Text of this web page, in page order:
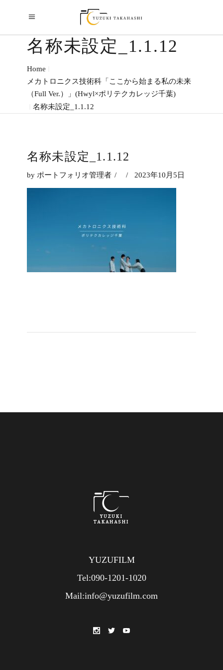
名称未設定_1.1.12
Home
メカトロニクス技術科「ここから始まる私の未来
（Full Ver.）」(Hwyl×ポリテクカレッジ千葉)
名称未設定_1.1.12
名称未設定_1.1.12
by ポートフォリオ管理者 2023年10月5日
YUZUFILM
Tel:090-1201-1020
Mail:info@yuzufilm.com